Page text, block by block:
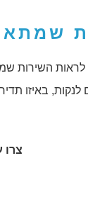
השירות
לנקות, באיזו
צרו